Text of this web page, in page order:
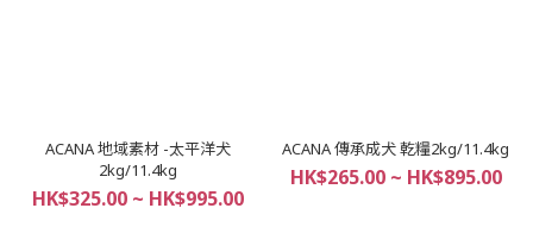
ACANA 地域素材 -太平洋犬
2kg/11.4kg
HK$325.00 ~ HK$995.00
ACANA 傳承成犬 乾糧2kg/11.4kg
HK$265.00 ~ HK$895.00